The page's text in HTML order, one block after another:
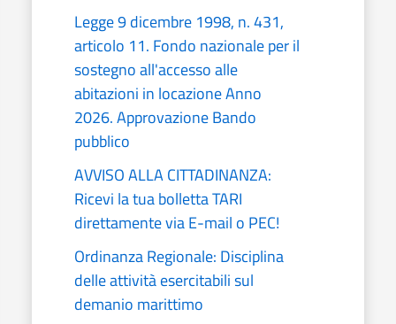
Legge 9 dicembre 1998, n. 431,
articolo 11. Fondo nazionale per il
sostegno all'accesso alle
abitazioni in locazione Anno
2026. Approvazione Bando
pubblico
AVVISO ALLA CITTADINANZA:
Ricevi la tua bolletta TARI
direttamente via E-mail o PEC!
Ordinanza Regionale: Disciplina
delle attività esercitabili sul
demanio marittimo